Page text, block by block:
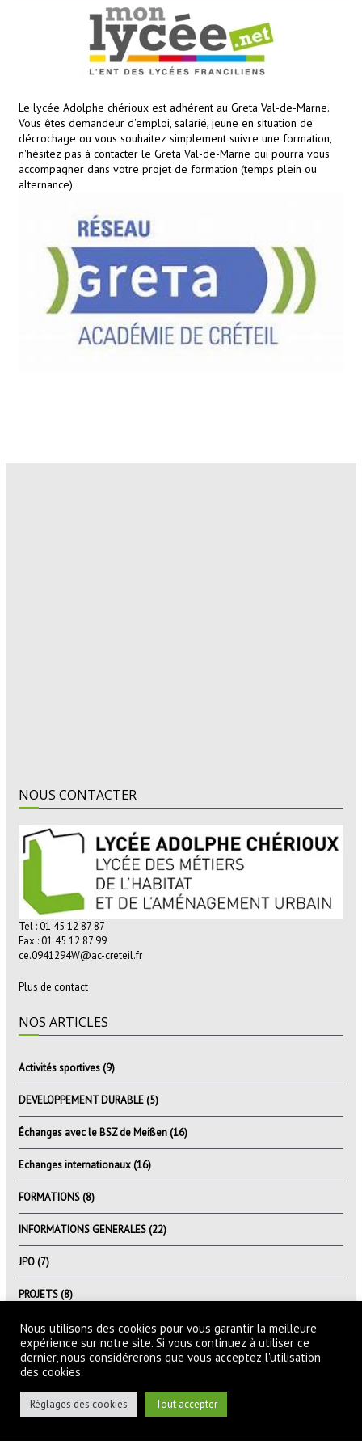
Le lycée Adolphe chérioux est adhérent au Greta Val-de-Marne.
Vous êtes demandeur d'emploi, salarié, jeune en situation de
décrochage ou vous souhaitez simplement suivre une formation,
n'hésitez pas à contacter le Greta Val-de-Marne qui pourra vous
accompagner dans votre projet de formation (temps plein ou
alternance).
NOUS CONTACTER
Tel : 01 45 12 87 87
Fax : 01 45 12 87 99
ce.0941294W@ac-creteil.fr
Plus de contact
NOS ARTICLES
Activités sportives(9)
DEVELOPPEMENT DURABLE(5)
Échanges avec le BSZ de Meißen(16)
Echanges internationaux(16)
FORMATIONS(8)
INFORMATIONS GENERALES(22)
JPO(7)
PROJETS(8)
VIE DU LYCEE(30)
Réalisation Patrice AMELLA pour Lycée Adolphe Chérioux
Nous utilisons des cookies pour vous garantir la meilleure
expérience sur notre site. Si vous continuez à utiliser ce
dernier, nous considérerons que vous acceptez l'utilisation
des cookies.
Réglages des cookies Tout accepter